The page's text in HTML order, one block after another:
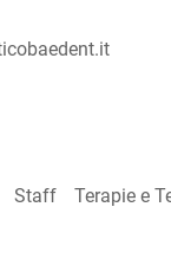
Staff Terapie e